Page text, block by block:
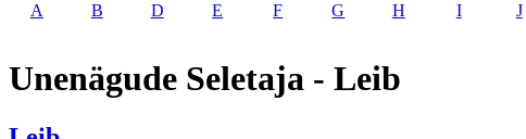
A B D E F G H I J
Unenägude Seletaja - Leib